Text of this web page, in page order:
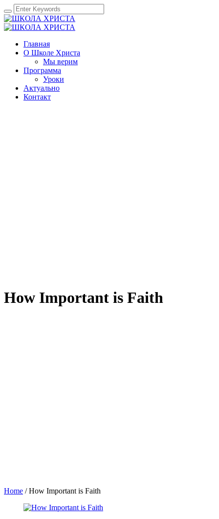
Главная
О Школе Христа
Мы верим
Программа
Уроки
Актуально
Контакт
How Important is Faith
Home /How Important is Faith